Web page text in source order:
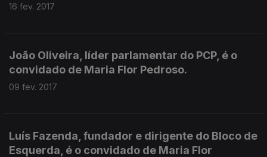
16 fev. 2017
João Oliveira, líder parlamentar do PCP, é o
convidado de Maria Flor Pedroso.
09 fev. 2017
Luís Fazenda, fundador e dirigente do Bloco de
Esquerda, é o convidado de Maria Flor